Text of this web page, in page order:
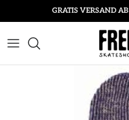
GRATIS VERSAND AB
SKATEBOARD
KOMPLETTBOARDS
T-SHIRTS
BEANIES
SALE SKATEBOARD
SALE BEKLEIDUNG
SALE ACCESSORIES